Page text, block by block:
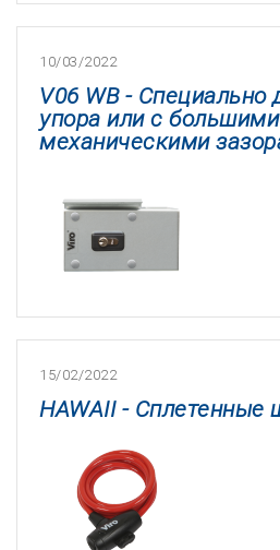
10/03/2022
V06 WB - Специально
упора или с большими
механическими
15/02/2022
HAWAII - Сплетенные